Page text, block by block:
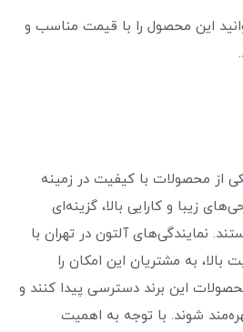
این محصول را با قیمت مناسب و
از محصولات با کیفیت در زمینه
زیبا و کارایی بالا، گزینه‌ای
نمایندگی‌های آلتون در تهران با
بالا، به مشتریان این امکان را
این برند دسترسی پیدا کنند و
شوند. با توجه به اهمیت